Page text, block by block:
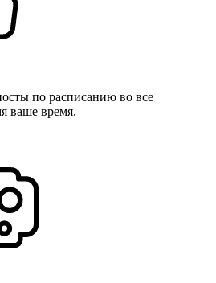
по расписанию во все
ваше время.